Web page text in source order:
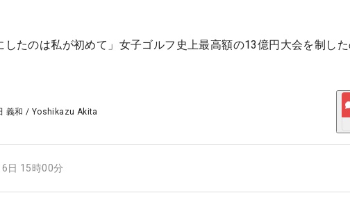
したのは私が初めて」女子ゴルフ史上最高額の13億円大会を制し
義和 / Yoshikazu Akita
日 15時00分